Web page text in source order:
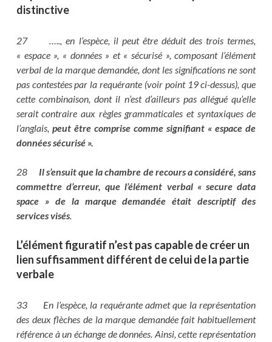
distinctive
27 ….., en l’espèce, il peut être déduit des trois termes,
« espace », « données » et « sécurisé », composant l’élément
verbal de la marque demandée, dont les significations ne sont
pas contestées par la requérante (voir point 19 ci-dessus), que
cette combinaison, dont il n’est d’ailleurs pas allégué qu’elle
serait contraire aux règles grammaticales et syntaxiques de
l’anglais, peut être comprise comme signifiant « espace de
données sécurisé ».
28 Il s’ensuit que la chambre de recours a considéré, sans
commettre d’erreur, que l’élément verbal « secure data
space » de la marque demandée était descriptif des
services visés.
L’élément figuratif n’est pas capable de créer un
lien suffisamment différent de celui de la partie
verbale
33 En l’espèce, la requérante admet que la représentation
des deux flèches de la marque demandée fait habituellement
référence à un échange de données. Ainsi, cette représentation